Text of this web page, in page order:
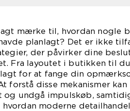
mærke til, hvordan nogle
planlagt? Det er ikke
der påvirker dine
Fra layoutet i butikken til
for at fange din
forstå disse mekanismer
og undgå impulskøb,
moderne